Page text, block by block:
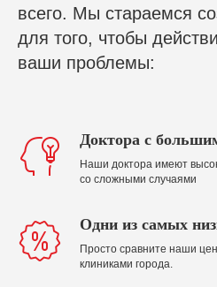
всего. Мы стараемся
для того, чтобы
ваши проблемы:
Доктора с
Наши доктора имеют
со сложными случаями
Одни из самых
Просто сравните наши
клиниками города.